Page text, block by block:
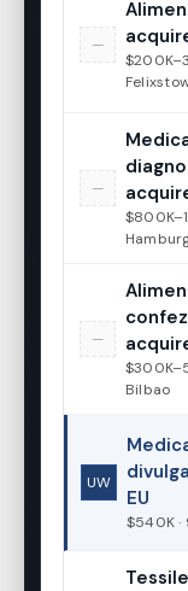
—
—
—
Bilbao
UW
EU
$540K ·
Tessile